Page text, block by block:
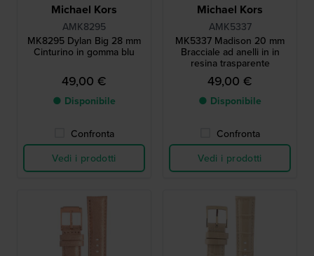
Michael Kors
AMK8295
MK8295 Dylan Big 28 mm
Cinturino in gomma blu
49,00 €
● Disponibile
Confronta
Vedi i prodotti
Michael Kors
AMK5337
MK5337 Madison 20 mm
Bracciale ad anelli in in
resina trasparente
49,00 €
● Disponibile
Confronta
Vedi i prodotti